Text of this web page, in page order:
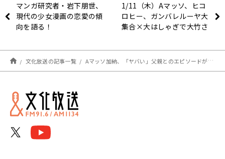
マンガ研究者・岩下朋世、
現代の少女漫画の恋愛の傾
向を語る！
1/11（木）Aマッソ、ヒコ
ロヒー、ガンバレルーヤ大
集合×大はしゃぎで大竹さ
文化放送の記事一覧 Aマッソ加納、「ヤバい」父親とのエピソードが執筆の糧に!?